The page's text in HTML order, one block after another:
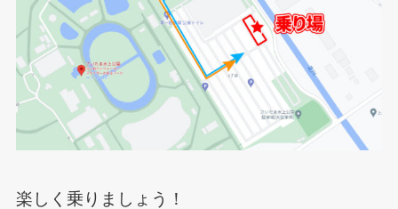
楽しく乗りましょう！